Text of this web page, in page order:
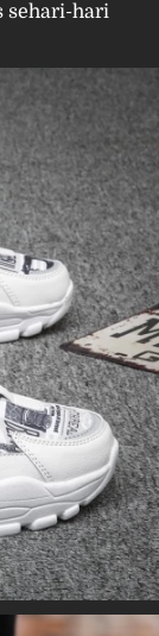
sehari-hari